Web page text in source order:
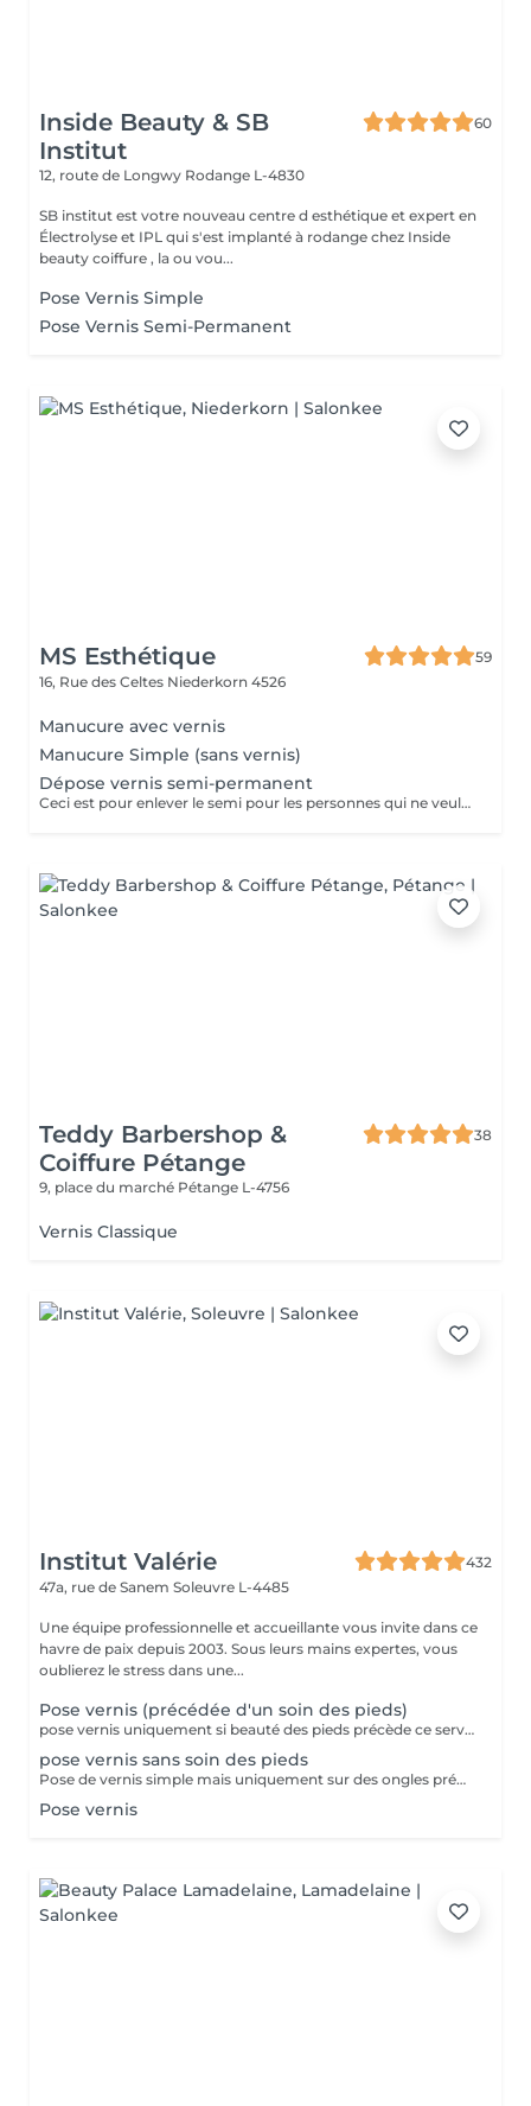
Inside Beauty & SB
Institut
60
12, route de Longwy Rodange L-4830
SB institut est votre nouveau centre d esthétique et expert en
Électrolyse et IPL qui s'est implanté à rodange chez Inside
beauty coiffure , la ou vou...
Pose Vernis Simple
Pose Vernis Semi-Permanent
MS Esthétique
59
16, Rue des Celtes Niederkorn 4526
Manucure avec vernis
Manucure Simple (sans vernis)
Dépose vernis semi-permanent
Ceci est pour enlever le semi pour les personnes qui ne veulent plus refaire le semi
Teddy Barbershop &
Coiffure Pétange
38
9, place du marché Pétange L-4756
Vernis Classique
Institut Valérie
432
47a, rue de Sanem Soleuvre L-4485
Une équipe professionnelle et accueillante vous invite dans ce
havre de paix depuis 2003. Sous leurs mains expertes, vous
oublierez le stress dans une...
Pose vernis (précédée d'un soin des pieds)
pose vernis uniquement si beauté des pieds précède ce service!!
pose vernis sans soin des pieds
Pose de vernis simple mais uniquement sur des ongles préparés par vos soins
Pose vernis